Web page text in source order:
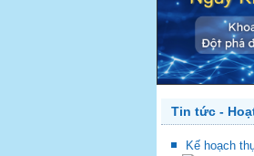
Tin tức -
Kế hoạch